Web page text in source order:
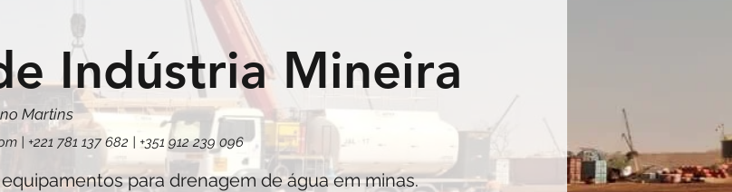
Indústria Mineira
Martins
| +221 781 137 682 | +351 912 239 096
para drenagem de água em minas.